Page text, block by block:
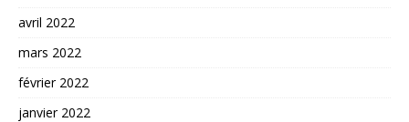
avril 2022
mars 2022
février 2022
janvier 2022